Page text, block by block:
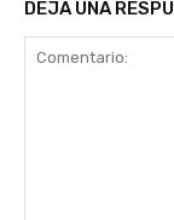
DEJA UNA